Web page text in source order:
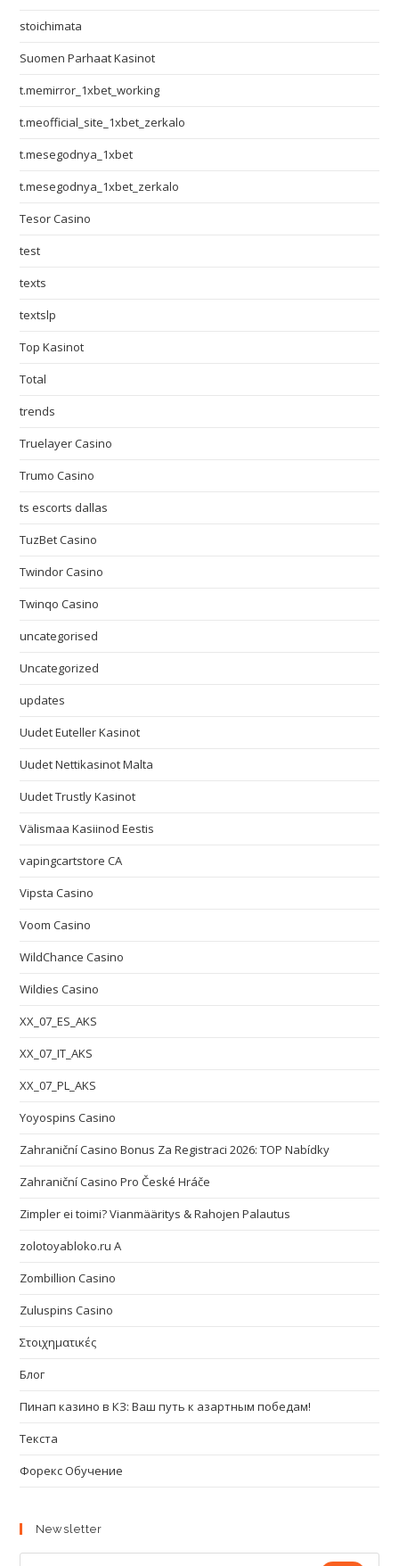
stoichimata
Suomen Parhaat Kasinot
t.memirror_1xbet_working
t.meofficial_site_1xbet_zerkalo
t.mesegodnya_1xbet
t.mesegodnya_1xbet_zerkalo
Tesor Casino
test
texts
textslp
Top Kasinot
Total
trends
Truelayer Casino
Trumo Casino
ts escorts dallas
TuzBet Casino
Twindor Casino
Twinqo Casino
uncategorised
Uncategorized
updates
Uudet Euteller Kasinot
Uudet Nettikasinot Malta
Uudet Trustly Kasinot
Välismaa Kasiinod Eestis
vapingcartstore CA
Vipsta Casino
Voom Casino
WildChance Casino
Wildies Casino
XX_07_ES_AKS
XX_07_IT_AKS
XX_07_PL_AKS
Yoyospins Casino
Zahraniční Casino Bonus Za Registraci 2026: TOP Nabídky
Zahraniční Casino Pro České Hráče
Zimpler ei toimi? Vianmääritys & Rahojen Palautus
zolotoyabloko.ru A
Zombillion Casino
Zuluspins Casino
Στοιχηματικές
Блог
Пинап казино в КЗ: Ваш путь к азартным победам!
Текста
Форекс Обучение
Newsletter